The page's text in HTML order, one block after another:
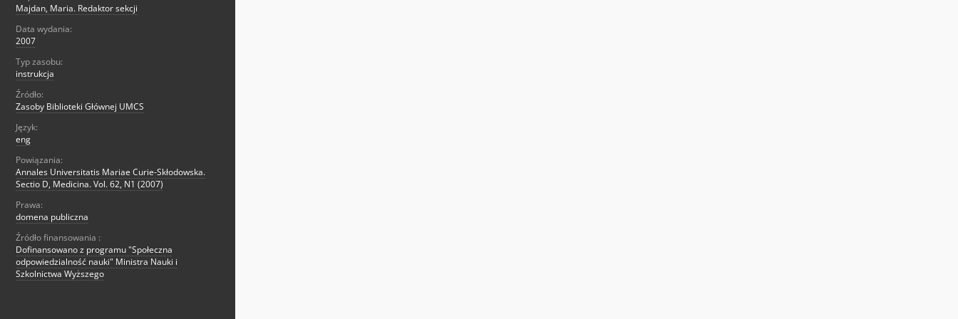
Majdan, Maria. Redaktor sekcji
Data wydania:
2007
Typ zasobu:
instrukcja
Źródło:
Zasoby Biblioteki Głównej UMCS
Język:
eng
Powiązania:
Annales Universitatis Mariae Curie-Skłodowska.
Sectio D, Medicina. Vol. 62, N1 (2007)
Prawa:
domena publiczna
Źródło finansowania :
Dofinansowano z programu "Społeczna
odpowiedzialność nauki" Ministra Nauki i
Szkolnictwa Wyższego